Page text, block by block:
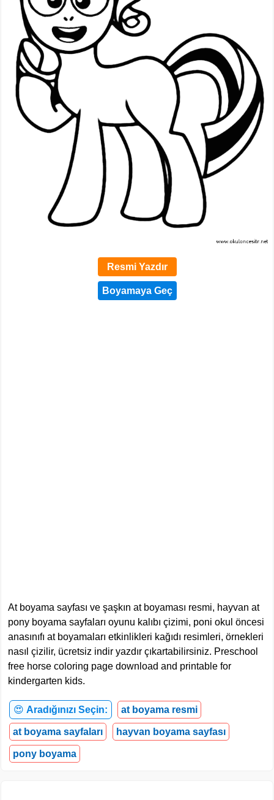
Resmi Yazdır
At boyama sayfası ve şaşkın at boyaması resmi, hayvan at
pony boyama sayfaları oyunu kalıbı çizimi, poni okul öncesi
anasınıfı at boyamaları etkinlikleri kağıdı resimleri, örnekleri
nasıl çizilir, ücretsiz indir yazdır çıkartabilirsiniz. Preschool
free horse coloring page download and printable for
kindergarten kids.
😍 Aradığınızı Seçin: at boyama resmi
at boyama sayfaları hayvan boyama sayfası
pony boyama